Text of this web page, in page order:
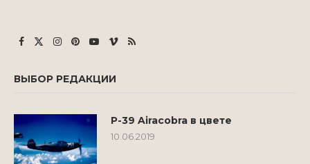
ВЫБОР РЕДАКЦИИ
P-39 Airacobra в цвете
10.06.2019